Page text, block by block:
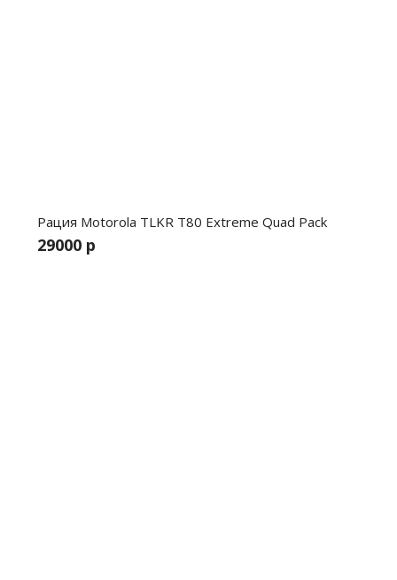
Рация Motorola TLKR T80 Extreme Quad Pack
29000 р